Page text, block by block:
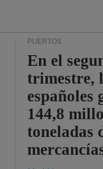
PUERTOS
En el
trimestre,
españoles
144,8
toneladas